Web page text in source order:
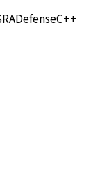
DefenseC++